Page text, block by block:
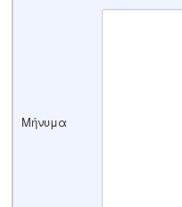
Μήνυμα